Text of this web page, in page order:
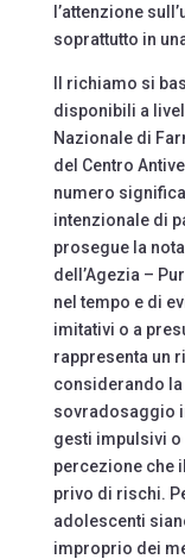
l’attenzione
soprattutto in
Il richiamo si
disponibili a
Nazionale di
del Centro
numero
intenzionale di
prosegue la
dell’Agezia –
nel tempo e di
imitativi o a
rappresenta un
considerando la
sovradosaggio
gesti impulsivi o
percezione che
privo di rischi.
adolescenti
improprio dei